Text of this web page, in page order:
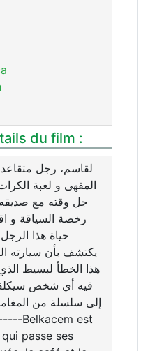
du film :
لقاسم، رجل
المقهى و لعبة
جل وقته مع
رخصة السياقة و
حياة هذا
يكتشف بأن سيارته
هذا الخطأ لبسيط
فيه أي شخص سيكلفه
إلى سلسلة من
passe ses